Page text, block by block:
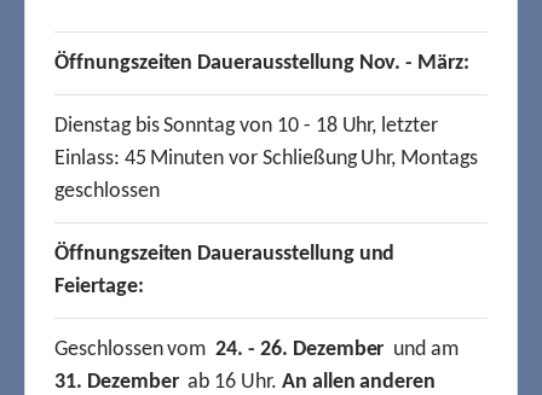
Öffnungszeiten Dauerausstellung Nov. - März:
Dienstag bis Sonntag von 10 - 18 Uhr, letzter
Einlass: 45 Minuten vor Schließung Uhr, Montags
geschlossen
Öffnungszeiten Dauerausstellung und
Feiertage:
Geschlossen vom24. - 26. Dezember und am
31. Dezemberab 16 Uhr. An allen anderen